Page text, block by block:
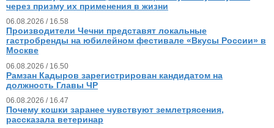
через призму их применения в жизни
06.08.2026 / 16.58
Производители Чечни представят локальные
гастробренды на юбилейном фестивале «Вкусы России» в
Москве
06.08.2026 / 16.50
Рамзан Кадыров зарегистрирован кандидатом на
должность Главы ЧР
06.08.2026 / 16.47
Почему кошки заранее чувствуют землетрясения,
рассказала ветеринар